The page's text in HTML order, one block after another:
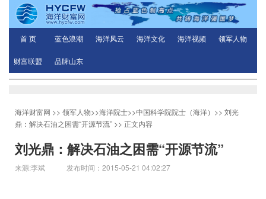
首 页 蓝色浪潮 海洋风云 海洋文化 海洋视频 领军人物
财富联盟 品牌山东
海洋财富网 >> 领军人物>>海洋院士>>中国科学院院士（海洋） >> 刘光
鼎：解决石油之困需“开源节流” >> 正文内容
刘光鼎：解决石油之困需“开源节流”
来源:李斌 发布时间：2015-05-21 04:02:27